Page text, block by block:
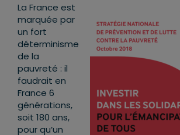
La France est
marquée par
un fort
déterminisme
de la
pauvreté : il
faudrait en
France 6
générations,
soit 180 ans,
pour qu’un